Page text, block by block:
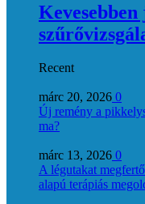
Recent
márc 20, 2026 0
Új remény a
ma?
márc 13, 2026 0
A légutakat
alapú terápiás